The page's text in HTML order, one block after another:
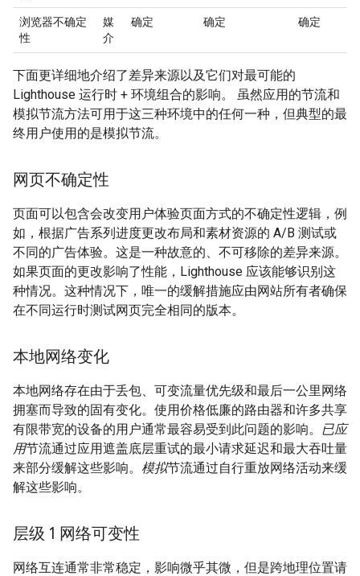
浏览器不确定
性
媒
介
确定 确定 确定
下面更详细地介绍了差异来源以及它们对最可能的
Lighthouse 运行时 + 环境组合的影响。 虽然应用的节流和
模拟节流方法可用于这三种环境中的任何一种，但典型的最
终用户使用的是模拟节流。
网页不确定性
页面可以包含会改变用户体验页面方式的不确定性逻辑，例
如，根据广告系列进度更改布局和素材资源的 A/B 测试或
不同的广告体验。这是一种故意的、不可移除的差异来源。
如果页面的更改影响了性能，Lighthouse 应该能够识别这
种情况。这种情况下，唯一的缓解措施应由网站所有者确保
在不同运行时测试网页完全相同的版本。
本地网络变化
本地网络存在由于丢包、可变流量优先级和最后一公里网络
拥塞而导致的固有变化。使用价格低廉的路由器和许多共享
有限带宽的设备的用户通常最容易受到此问题的影响。 已应
用节流通过应用遮盖底层重试的最小请求延迟和最大吞吐量
来部分缓解这些影响。 模拟节流通过自行重放网络活动来缓
解这些影响。
层级 1 网络可变性
网络互连通常非常稳定，影响微乎其微，但是跨地理位置请